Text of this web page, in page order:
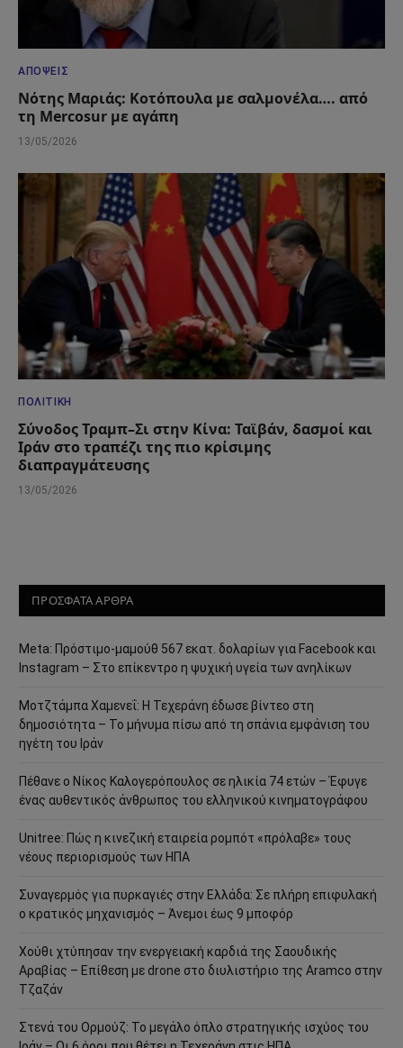
ΑΠΌΨΕΙΣ
Νότης Μαριάς: Κοτόπουλα με σαλμονέλα…. από
τη Mercosur με αγάπη
13/05/2026
ΠΟΛΙΤΙΚΉ
Σύνοδος Τραμπ–Σι στην Κίνα: Ταϊβάν, δασμοί και
Ιράν στο τραπέζι της πιο κρίσιμης
διαπραγμάτευσης
13/05/2026
ΠΡΟΣΦΑΤΑ ΑΡΘΡΑ
Meta: Πρόστιμο-μαμούθ 567 εκατ. δολαρίων για Facebook και
Instagram – Στο επίκεντρο η ψυχική υγεία των ανηλίκων
Μοτζτάμπα Χαμενεΐ: Η Τεχεράνη έδωσε βίντεο στη
δημοσιότητα – Το μήνυμα πίσω από τη σπάνια εμφάνιση του
ηγέτη του Ιράν
Πέθανε ο Νίκος Καλογερόπουλος σε ηλικία 74 ετών – Έφυγε
ένας αυθεντικός άνθρωπος του ελληνικού κινηματογράφου
Unitree: Πώς η κινεζική εταιρεία ρομπότ «πρόλαβε» τους
νέους περιορισμούς των ΗΠΑ
Συναγερμός για πυρκαγιές στην Ελλάδα: Σε πλήρη επιφυλακή
ο κρατικός μηχανισμός – Άνεμοι έως 9 μποφόρ
Χούθι χτύπησαν την ενεργειακή καρδιά της Σαουδικής
Αραβίας – Επίθεση με drone στο διυλιστήριο της Aramco στην
Τζαζάν
Στενά του Ορμούζ: Το μεγάλο όπλο στρατηγικής ισχύος του